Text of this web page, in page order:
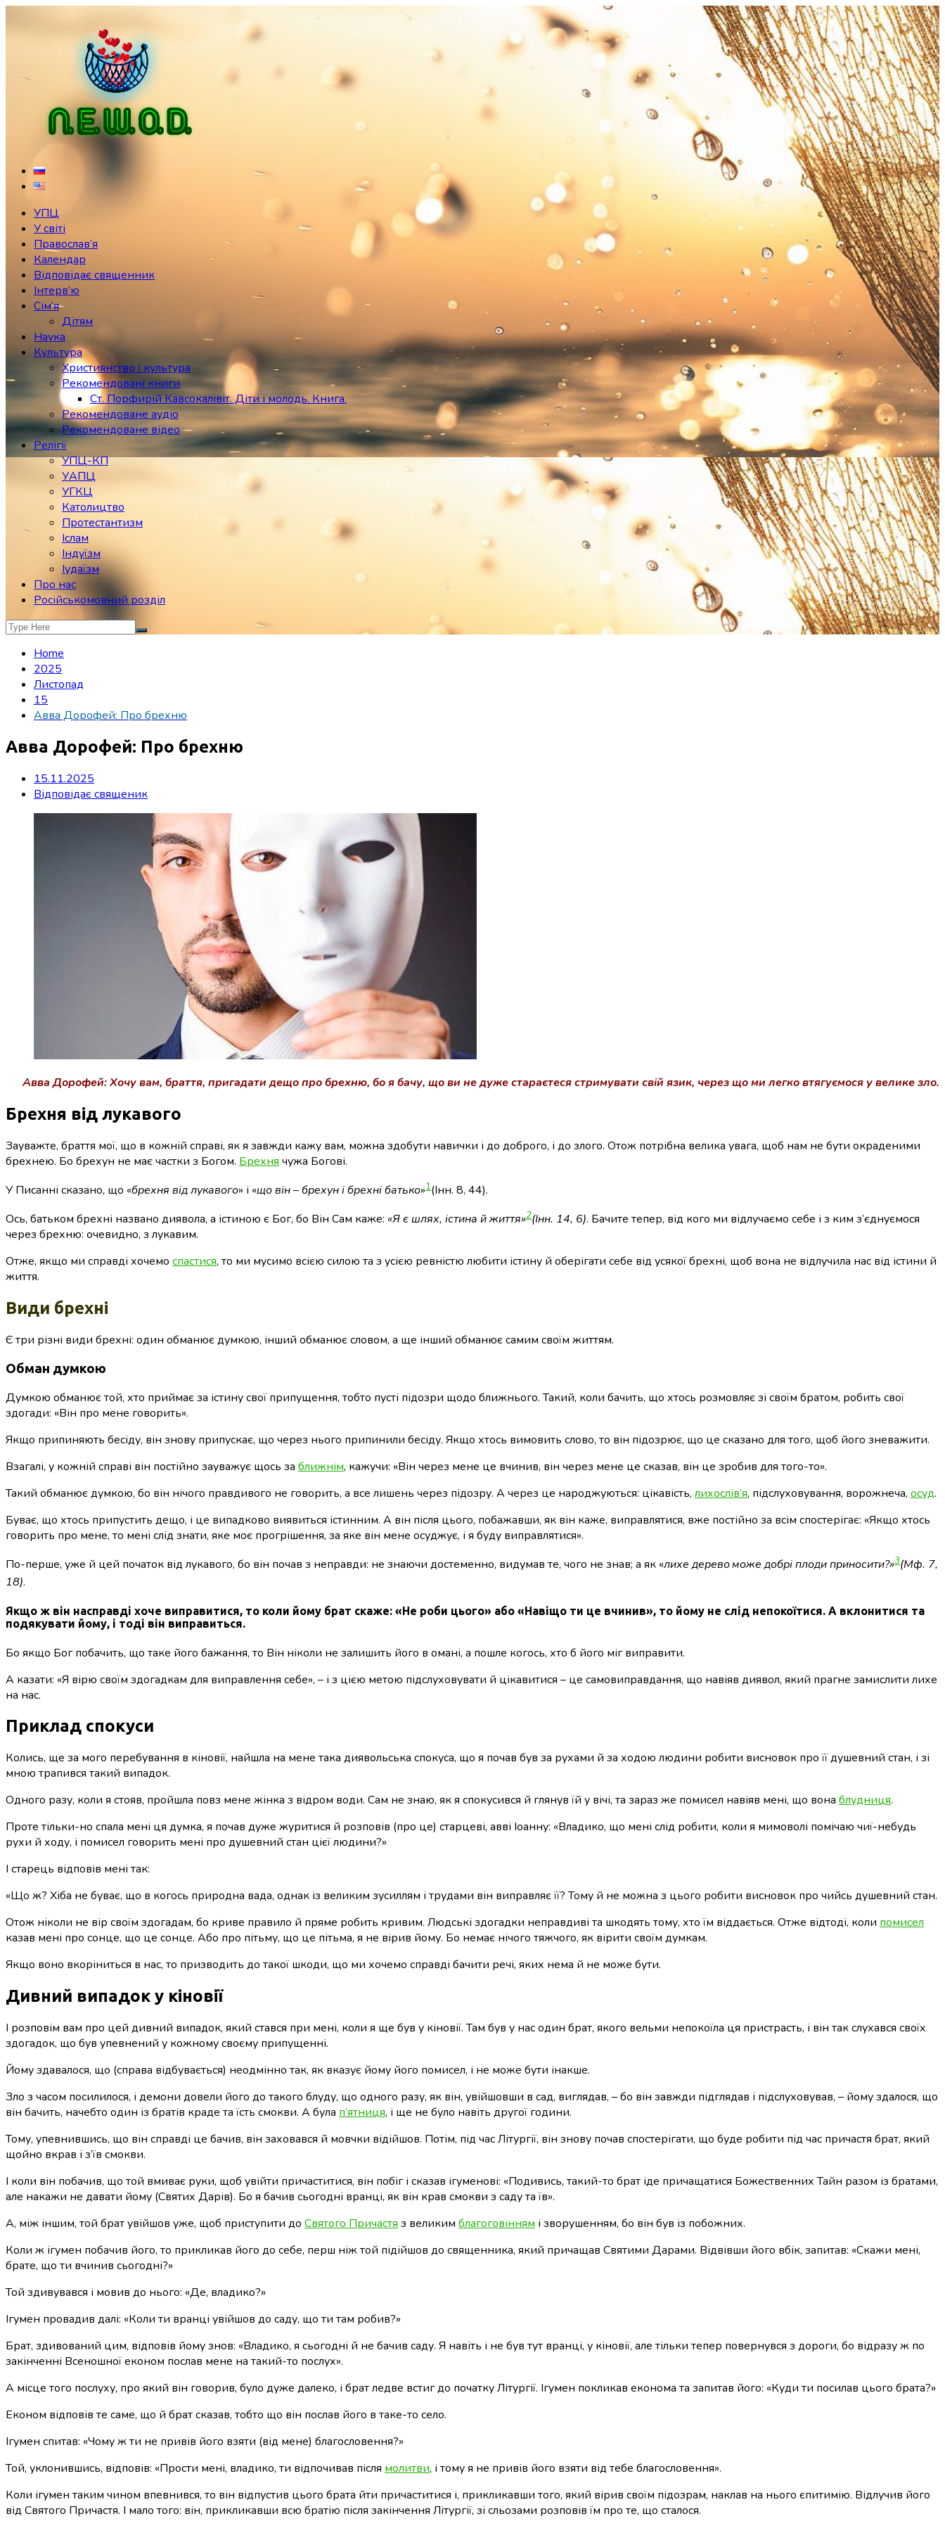
УПЦ
У світі
Православ’я
Календар
Відповідає священник
Інтерв’ю
Сім’я
Дітям
Наука
Культура
Християнство і культура
Рекомендовані книги
Ст. Порфирій Кавсокалівіт. Діти і молодь. Книга.
Рекомендоване аудіо
Рекомендоване відео
Релігії
УПЦ-КП
УАПЦ
УГКЦ
Католицтво
Протестантизм
Іслам
Індуїзм
Іудаїзм
Про нас
Російськомовний розділ
Home
2025
Листопад
15
Авва Дорофей: Про брехню
Авва Дорофей: Про брехню
15.11.2025
Відповідає священик
Авва Дорофей: Хочу вам, браття, пригадати дещо про брехню, бо я бачу, що ви не дуже стараєтеся стримувати свій язик, через що ми легко втягуємося у велике зло.
Брехня від лукавого
Зауважте, браття мої, що в кожній справі, як я завжди кажу вам, можна здобути навички і до доброго, і до злого. Отож потрібна велика увага, щоб нам не бути окраденими
брехнею. Бо брехун не має частки з Богом. Брехня чужа Богові.
У Писанні сказано, що «брехня від лукавого» і «що він – брехун і брехні батько»1(Інн. 8, 44).
Ось, батьком брехні названо диявола, а істиною є Бог, бо Він Сам каже: «Я є шлях, істина й життя»2(Інн. 14, 6). Бачите тепер, від кого ми відлучаємо себе і з ким з’єднуємося
через брехню: очевидно, з лукавим.
Отже, якщо ми справді хочемо спастися, то ми мусимо всією силою та з усією ревністю любити істину й оберігати себе від усякої брехні, щоб вона не відлучила нас від істини й
життя.
Види брехні
Є три різні види брехні: один обманює думкою, інший обманює словом, а ще інший обманює самим своїм життям.
Обман думкою
Думкою обманює той, хто приймає за істину свої припущення, тобто пусті підозри щодо ближнього. Такий, коли бачить, що хтось розмовляє зі своїм братом, робить свої
здогади: «Він про мене говорить».
Якщо припиняють бесіду, він знову припускає, що через нього припинили бесіду. Якщо хтось вимовить слово, то він підозрює, що це сказано для того, щоб його зневажити.
Взагалі, у кожній справі він постійно зауважує щось за ближнім, кажучи: «Він через мене це вчинив, він через мене це сказав, він це зробив для того-то».
Такий обманює думкою, бо він нічого правдивого не говорить, а все лишень через підозру. А через це народжуються: цікавість, лихослів’я, підслуховування, ворожнеча, осуд.
Буває, що хтось припустить дещо, і це випадково виявиться істинним. А він після цього, побажавши, як він каже, виправлятися, вже постійно за всім спостерігає: «Якщо хтось
говорить про мене, то мені слід знати, яке моє прогрішення, за яке він мене осуджує, і я буду виправлятися».
По-перше, уже й цей початок від лукавого, бо він почав з неправди: не знаючи достеменно, видумав те, чого не знав; а як «лихе деревоможе добрі плоди приносити?»3(Мф. 7,
18).
Якщо ж він насправді хоче виправитися, то коли йому брат скаже: «Не роби цього» або «Навіщо ти це вчинив», то йому не слід непокоїтися. А вклонитися та
подякувати йому, і тоді він виправиться.
Бо якщо Бог побачить, що таке його бажання, то Він ніколи не залишить його в омані, а пошле когось, хто б його міг виправити.
А казати: «Я вірю своїм здогадкам для виправлення себе», – і з цією метою підслуховувати й цікавитися – це самовиправдання, що навіяв диявол, який прагне замислити лихе
на нас.
Приклад спокуси
Колись, ще за мого перебування в кіновії, найшла на мене така диявольська спокуса, що я почав був за рухами й за ходою людини робити висновок про її душевний стан, і зі
мною трапився такий випадок.
Одного разу, коли я стояв, пройшла повз мене жінка з відром води. Сам не знаю, як я спокусився й глянув їй у вічі, та зараз же помисел навіяв мені, що вона блудниця.
Проте тільки-но спала мені ця думка, я почав дуже журитися й розповів (про це) старцеві, авві Іоанну: «Владико, що мені слід робити, коли я мимоволі помічаю чиї-небудь
рухи й ходу, і помисел говорить мені про душевний стан цієї людини?»
І старець відповів мені так:
«Що ж? Хіба не буває, що в когось природна вада, однак із великим зусиллям і трудами він виправляє її? Тому й не можна з цього робити висновок про чийсь душевний стан.
Отож ніколи не вір своїм здогадам, бо криве правило й пряме робить кривим. Людські здогадки неправдиві та шкодять тому, хто їм віддається. Отже відтоді, коли помисел
казав мені про сонце, що це сонце. Або про пітьму, що це пітьма, я не вірив йому. Бо немає нічого тяжчого, як вірити своїм думкам.
Якщо воно вкоріниться в нас, то призводить до такої шкоди, що ми хочемо справді бачити речі, яких нема й не може бути.
Дивний випадок у кіновії
І розповім вам про цей дивний випадок, який стався при мені, коли я ще був у кіновії. Там був у нас один брат, якого вельми непокоїла ця пристрасть, і він так слухався своїх
здогадок, що був упевнений у кожному своєму припущенні.
Йому здавалося, що (справа відбувається) неодмінно так, як вказує йому його помисел, і не може бути інакше.
Зло з часом посилилося, і демони довели його до такого блуду, що одного разу, як він, увійшовши в сад, виглядав, – бо він завжди підглядав і підслуховував, – йому здалося, що
він бачить, начебто один із братів краде та їсть смокви. А була п’ятниця, і ще не було навіть другої години.
Тому, упевнившись, що він справді це бачив, він заховався й мовчки відійшов. Потім, під час Літургії, він знову почав спостерігати, що буде робити під час причастя брат, який
щойно вкрав і з’їв смокви.
І коли він побачив, що той вмиває руки, щоб увійти причаститися, він побіг і сказав ігуменові: «Подивись, такий-то брат іде причащатися Божественних Тайн разом із братами,
але накажи не давати йому (Святих Дарів). Бо я бачив сьогодні вранці, як він крав смокви з саду та їв».
А, між іншим, той брат увійшов уже, щоб приступити до Святого Причастя з великим благоговінням і зворушенням, бо він був із побожних.
Коли ж ігумен побачив його, то прикликав його до себе, перш ніж той підійшов до священника, який причащав Святими Дарами. Відвівши його вбік, запитав: «Скажи мені,
брате, що ти вчинив сьогодні?»
Той здивувався і мовив до нього: «Де, владико?»
Ігумен провадив далі: «Коли ти вранці увійшов до саду, що ти там робив?»
Брат, здивований цим, відповів йому знов: «Владико, я сьогодні й не бачив саду. Я навіть і не був тут вранці, у кіновії, але тільки тепер повернувся з дороги, бо відразу ж по
закінченні Всеношної економ послав мене на такий-то послух».
А місце того послуху, про який він говорив, було дуже далеко, і брат ледве встиг до початку Літургії. Ігумен покликав економа та запитав його: «Куди ти посилав цього брата?»
Економ відповів те саме, що й брат сказав, тобто що він послав його в таке-то село.
Ігумен спитав: «Чому ж ти не привів його взяти (від мене) благословення?»
Той, уклонившись, відповів: «Прости мені, владико, ти відпочивав після молитви, і тому я не привів його взяти від тебе благословення».
Коли ігумен таким чином впевнився, то він відпустив цього брата йти причаститися і, прикликавши того, який вірив своїм підозрам, наклав на нього єпитимію. Відлучив його
від Святого Причастя. І мало того: він, прикликавши всю братію після закінчення Літургії, зі сльозами розповів їм про те, що сталося.